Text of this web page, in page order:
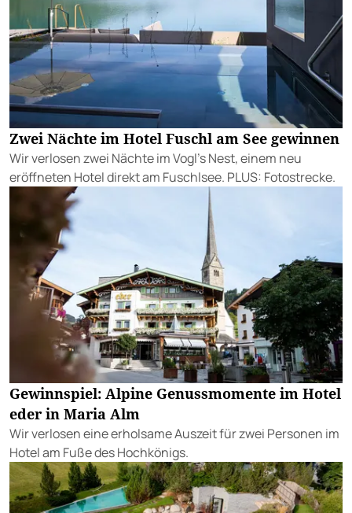
Zwei Nächte im Hotel Fuschl am See gewinnen
Wir verlosen zwei Nächte im Vogl’s Nest, einem neu
eröffneten Hotel direkt am Fuschlsee. PLUS: Fotostrecke.
Gewinnspiel: Alpine Genussmomente im Hotel
eder in Maria Alm
Wir verlosen eine erholsame Auszeit für zwei Personen im
Hotel am Fuße des Hochkönigs.